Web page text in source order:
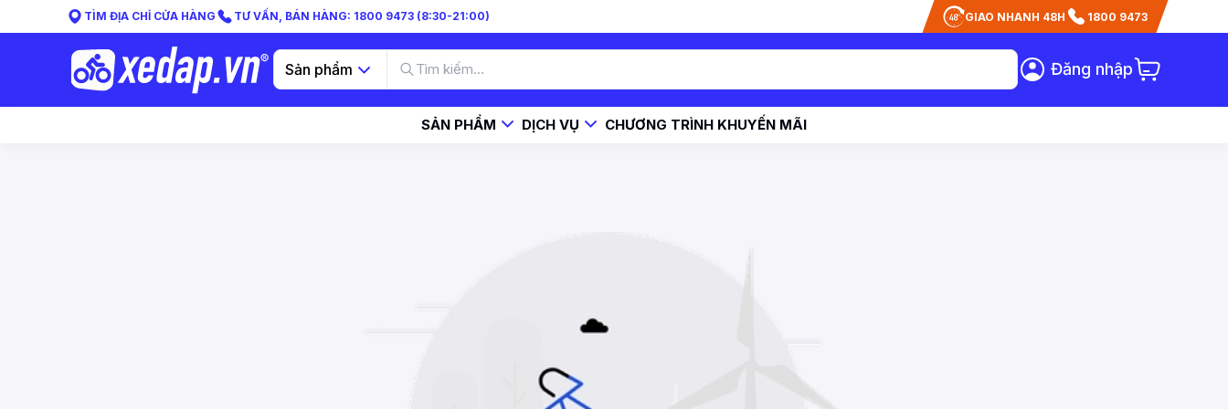
TÌM ĐỊA CHỈ CỬA HÀNG TƯ VẤN, BÁN HÀNG: 1800 9473 (8:30-21:00) GIAO NHANH 48H 1800 9473
Sản phẩm Đăng nhập
SẢN PHẨM DỊCH VỤ CHƯƠNG TRÌNH KHUYẾN MÃI